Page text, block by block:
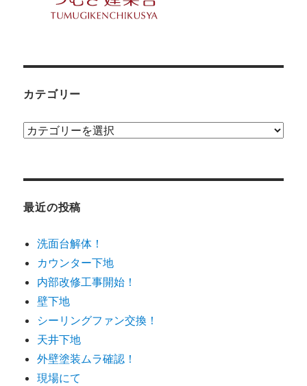
カテゴリー
カ
ー
最近の投稿
洗面台解体！
カウンター下地
内部改修工事開始！
壁下地
シーリングファン交換！
天井下地
外壁塗装ムラ確認！
現場にて